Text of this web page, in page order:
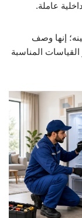
عاملة.
إنها وصف
القياسات المناسبة